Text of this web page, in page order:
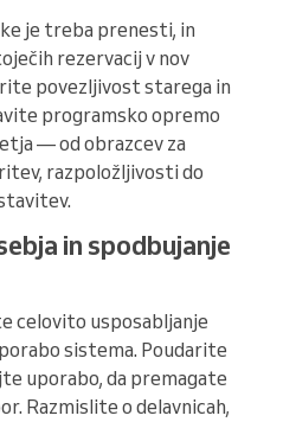
je treba prenesti, in
rezervacij v nov
povezljivost starega in
programsko opremo
— od obrazcev za
razpoložljivosti do
in spodbujanje
celovito usposabljanje
sistema. Poudarite
uporabo, da premagate
Razmislite o delavnicah,